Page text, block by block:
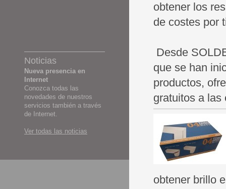
obtener los
de costes por
Desde
que se han
productos,
gratuitos a las
obtener brillo
Noticias
Nueva presencia en
Internet
Conozca todas las
novedades de nuestros
servicios también a través
de Internet.
Ver todas las noticias